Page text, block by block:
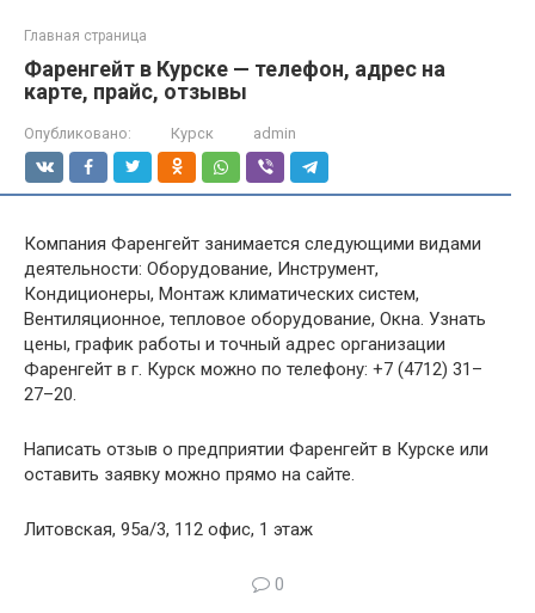
Главная страница
Фаренгейт в Курске — телефон, адрес на
карте, прайс, отзывы
Опубликовано: Курск admin
Компания Фаренгейт занимается следующими видами
деятельности: Оборудование, Инструмент,
Кондиционеры, Монтаж климатических систем,
Вентиляционное, тепловое оборудование, Окна. Узнать
цены, график работы и точный адрес организации
Фаренгейт в г. Курск можно по телефону: +7 (4712) 31–
27–20.
Написать отзыв о предприятии Фаренгейт в Курске или
оставить заявку можно прямо на сайте.
Литовская, 95а/3, 112 офис, 1 этаж
0